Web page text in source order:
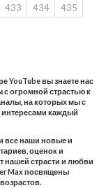
433 434
435
YouTube вы знаете нас
с огромной страстью к
на которых мы с
каждый
все наши новые и
оценок и
нашей страсти и любви
Max посвящены